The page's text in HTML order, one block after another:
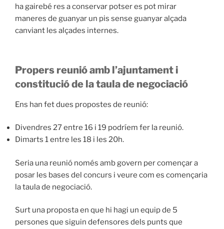
ha gairebé res a conservar potser es pot mirar
maneres de guanyar un pis sense guanyar alçada
canviant les alçades internes.
Propers reunió amb l’ajuntament i
constitució de la taula de negociació
Ens han fet dues propostes de reunió:
Divendres 27 entre 16 i 19 podríem fer la reunió.
Dimarts 1 entre les 18 i les 20h.
Seria una reunió només amb govern per començar a
posar les bases del concurs i veure com es començaria
la taula de negociació.
Surt una proposta en que hi hagi un equip de 5
persones que siguin defensores dels punts que